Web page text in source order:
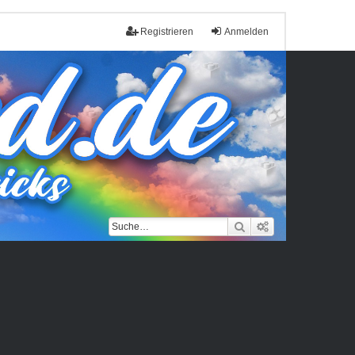
Anmelden
Registrieren
Suche